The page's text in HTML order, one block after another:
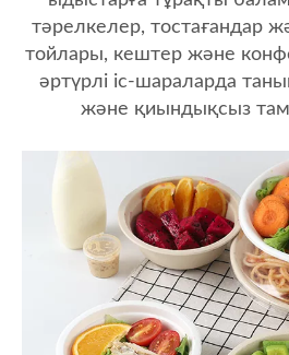
тәрелкелер, тостағандар
тойлары, кештер және
әртүрлі іс-шараларда
және қиындықсыз